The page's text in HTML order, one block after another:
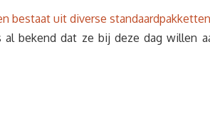
bestaat uit diverse
bekend dat ze bij deze dag willen